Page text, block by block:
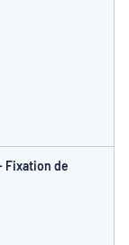
Fixation de